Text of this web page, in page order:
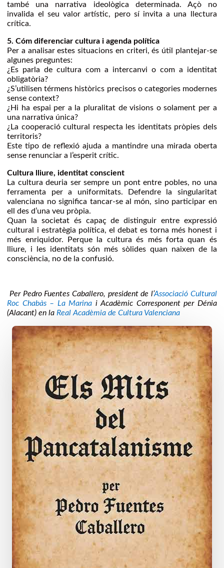
també una narrativa ideològica determinada. Açò no
invalida el seu valor artístic, pero sí invita a una llectura
crítica.
5. Cóm diferenciar cultura i agenda política
Per a analisar estes situacions en criteri, és útil plantejar-se
algunes preguntes:
¿Es parla de cultura com a intercanvi o com a identitat
obligatòria?
¿S’utilisen térmens històrics precisos o categories modernes
sense context?
¿Hi ha espai per a la pluralitat de visions o solament per a
una narrativa única?
¿La cooperació cultural respecta les identitats pròpies dels
territoris?
Este tipo de reflexió ajuda a mantindre una mirada oberta
sense renunciar a l’esperit crític.
Cultura lliure, identitat conscient
La cultura deuria ser sempre un pont entre pobles, no una
ferramenta per a uniformitats. Defendre la singularitat
valenciana no significa tancar-se al món, sino participar en
ell des d’una veu pròpia.
Quan la societat és capaç de distinguir entre expressió
cultural i estratègia política, el debat es torna més honest i
més enriquidor. Perque la cultura és més forta quan és
lliure, i les identitats són més sòlides quan naixen de la
consciència, no de la confusió.
Per Pedro Fuentes Caballero, president de l’Associació Cultural
Roc Chabàs – La Marina i Acadèmic Corresponent per Dénia
(Alacant) en la Real Acadèmia de Cultura Valenciana